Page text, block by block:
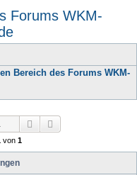
e
Forums WKM-
Bereich des Forums WKM-
Suche
von 1